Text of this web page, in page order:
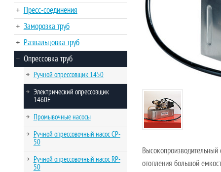
Пресс-соединения
Заморозка труб
Развальцовка труб
Опрессовка труб
Ручной опрессовщик 1450
Электрический опрессовщик
1460E
Промывочные насосы
Ручной опрессовочный насос CP-
50
Ручной опрессовочный насос RP-
50
отопления большой